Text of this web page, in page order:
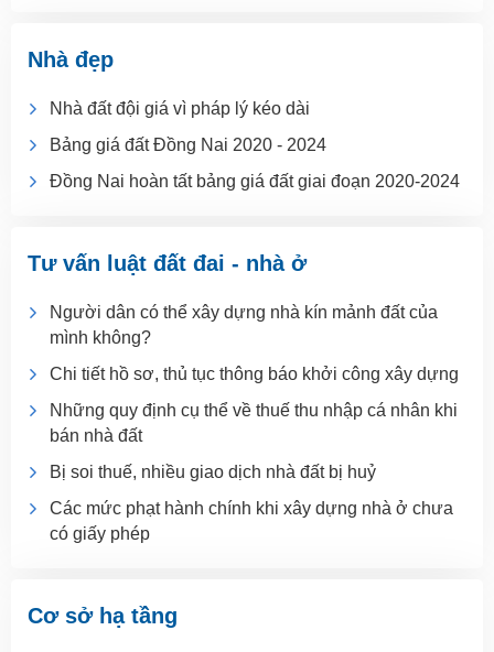
Nhà đẹp
Nhà đất đội giá vì pháp lý kéo dài
Bảng giá đất Đồng Nai 2020 - 2024
Đồng Nai hoàn tất bảng giá đất giai đoạn 2020-2024
Tư vấn luật đất đai - nhà ở
Người dân có thể xây dựng nhà kín mảnh đất của
mình không?
Chi tiết hồ sơ, thủ tục thông báo khởi công xây dựng
Những quy định cụ thể về thuế thu nhập cá nhân khi
bán nhà đất
Bị soi thuế, nhiều giao dịch nhà đất bị huỷ
Các mức phạt hành chính khi xây dựng nhà ở chưa
có giấy phép
Cơ sở hạ tầng